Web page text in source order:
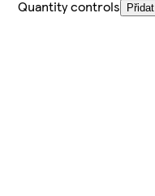
Quantity controls
Přidat